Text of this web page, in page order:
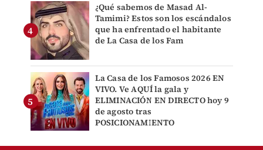
¿Qué sabemos de Masad Al-
Tamimi? Estos son los escándalos
que ha enfrentado el habitante
de La Casa de los Fam
La Casa de los Famosos 2026 EN
VIVO. Ve AQUÍ la gala y
ELIMINACIÓN EN DIRECTO hoy 9
de agosto tras
POSICIONAMIENTO